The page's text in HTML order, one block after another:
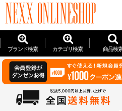
ブランド検索 カテゴリ検索 商品検